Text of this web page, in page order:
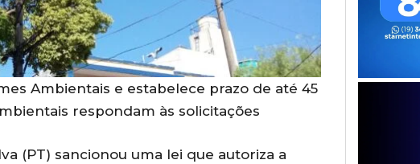
Ambientais e estabelece prazo de até 45
respondam às solicitações
(PT) sancionou uma lei que autoriza a